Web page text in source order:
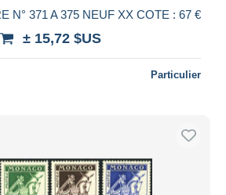
N° 371 A 375 NEUF XX COTE : 67 €
± 15,72 $US
Particulier